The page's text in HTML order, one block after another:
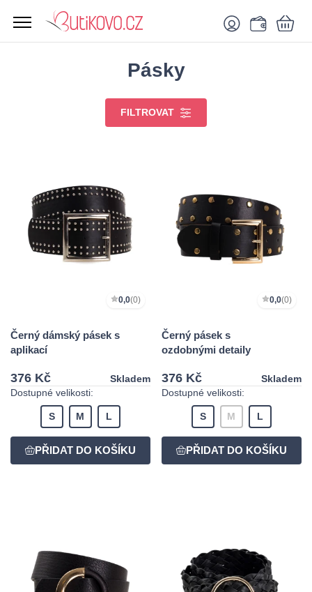
Pásky
FILTROVAT
0,0(0)
Černý dámský pásek s
aplikací
376 Kč
Skladem
Dostupné velikosti:
S M L
0,0(0)
Černý pásek s
ozdobnými detaily
376 Kč
Skladem
Dostupné velikosti:
S M L